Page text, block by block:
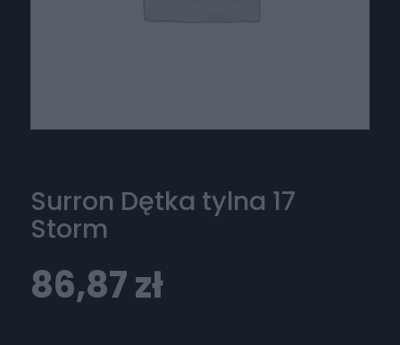
Surron Dętka tylna 17
Storm
86,87zł